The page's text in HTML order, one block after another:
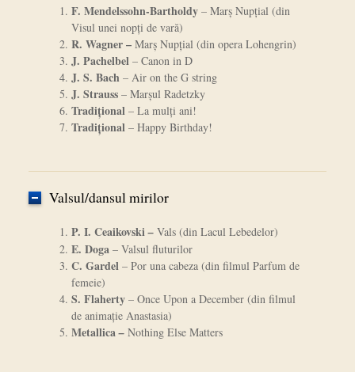
F. Mendelssohn-Bartholdy– Marş Nupţial (din
Visul unei nopţi de vară)
R. Wagner – Marş Nupţial (din opera Lohengrin)
J. Pachelbel– Canon in D
J. S. Bach– Air on the G string
J. Strauss– Marşul Radetzky
Tradiţional– La mulţi ani!
Tradiţional– Happy Birthday!
Valsul/dansul mirilor
P. I. Ceaikovski– Vals (din Lacul Lebedelor)
E. Doga– Valsul fluturilor
C. Gardel– Por una cabeza (din filmul Parfum de
femeie)
S. Flaherty– Once Upon a December (din filmul
de animaţie Anastasia)
Metallica– Nothing Else Matters